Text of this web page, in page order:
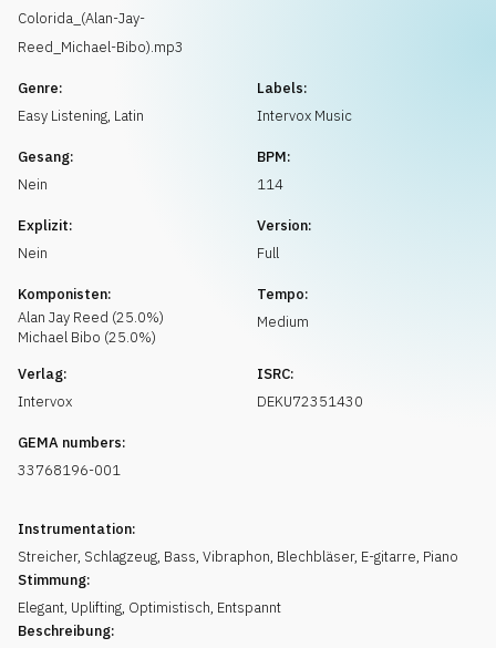
Info
Musikanfrage
Colorida_(Alan-Jay-
Reed_Michael-Bibo).mp3
Genre:
Easy Listening, Latin
Labels:
Intervox Music
Gesang:
Nein
BPM:
114
Explizit:
Nein
Version:
Full
Komponisten:
Alan Jay Reed (25.0%)
Michael Bibo (25.0%)
Tempo:
Medium
Verlag:
Intervox
ISRC:
DEKU72351430
GEMA numbers:
33768196-001
Instrumentation:
Streicher, Schlagzeug, Bass, Vibraphon, Blechbläser, E-gitarre, Piano
Stimmung:
Elegant, Uplifting, Optimistisch, Entspannt
Beschreibung: